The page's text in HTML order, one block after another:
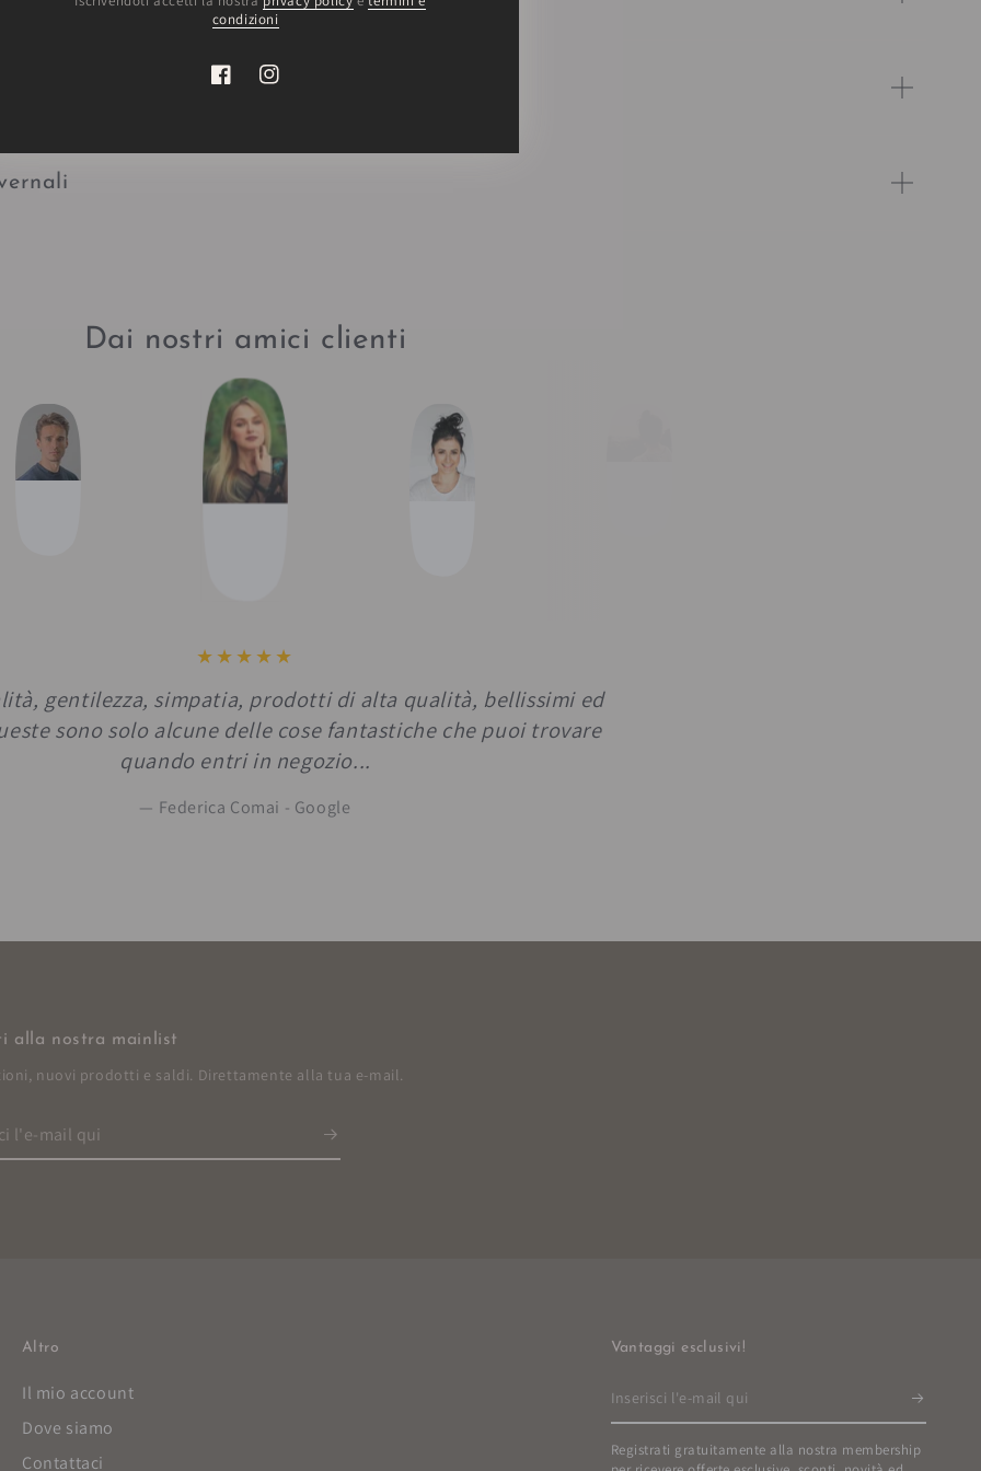
Dai nostri amici clienti
gentilezza, simpatia, prodotti di alta qualità, bellissimi ed
sono solo alcune delle cose fantastiche che puoi trovare
quando entri in negozio...
Federica Comai - Google
alla nostra mainlist
nuovi prodotti e saldi. Direttamente alla tua e-mail.
Altro
Il mio account
Dove siamo
Contattaci
Vantaggi esclusivi!
Inserisci
l'e-
mail
Registrati gratuitamente alla nostra membership
condizioni
FacebookInstagram